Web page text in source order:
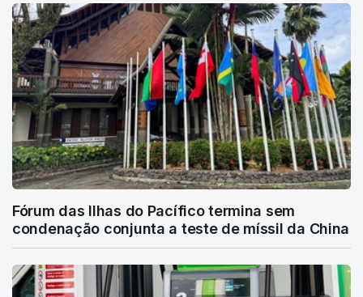
Fórum das Ilhas do Pacífico termina sem
condenação conjunta a teste de míssil da China